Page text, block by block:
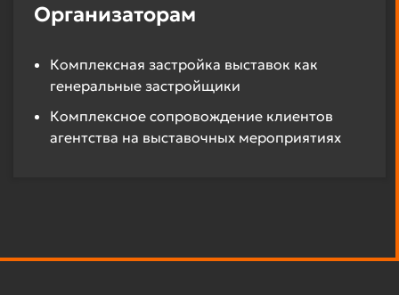
Организаторам
Комплексная застройка выставок как
генеральные застройщики
Комплексное сопровождение клиентов
агентства на выставочных мероприятиях